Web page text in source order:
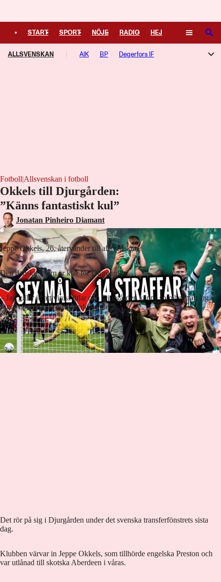
START SPORT NÖJE RADIO HEJ
PLUS TV KULTUR LEDARE
SÖK
ALLSVENSKAN AIK BP Degerfors IF
Fotboll|Allsvenskan i fotboll
Okkels till Djurgården:
”Känns fantastiskt kul”
Jonatan Pinheiro Diamant
Ser Celtic vinna galen cuprysare: "Ska in
bland klassikerna"
Jeppe Okkels, 26, återvänder till allsvenskan.
Den danske yttern är klar för Djurgården.
– Jag gillar ju att vinna titlar och Djurgården känns som helt rätt lag,
säger Okkels i ett pressmeddelande.
Det rör på sig i Djurgården under det svenska transferfönstrets sista
dag.
Klubben värvar in Jeppe Okkels, som tillhörde engelska Preston och
var utlånad till skotska Aberdeen i våras.